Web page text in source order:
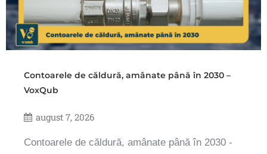
Contoarele de căldură, amânate până în 2030 –
VoxQub
august 7, 2026
Contoarele de căldură, amânate până în 2030 -